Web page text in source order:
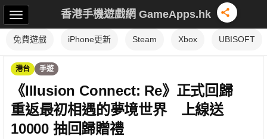
香港手機遊戲網 GameApps.hk
免費遊戲 iPhone更新 Steam Xbox UBISOFT
港台 手遊
《Illusion Connect: Re》正式回歸
重返最初相遇的夢境世界 上線送
10000 抽回歸贈禮